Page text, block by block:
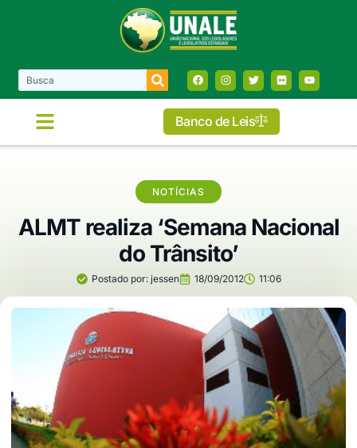
Banco de Leis
NOTÍCIAS
ALMT realiza ‘Semana Nacional
do Trânsito’
Postado por:jessen 18/09/2012 11:06